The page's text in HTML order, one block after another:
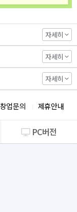
자세히
자세히
자세히
창업문의 제휴안내
PC버전